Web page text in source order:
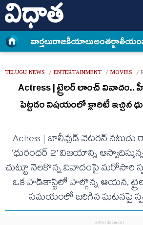
వార్త‌లురాజకీయాలుఅంత‌ర్జాతీయం
TELUGU NEWS / ENTERTAINMENT / MOVIES /
Actress | ట్రైలర్ లాంచ్ వివాదం..
పెట్ట‌డం విష‌యంలో క్లారిటీ ఇచ్చిన
Actress | బాలీవుడ్ వెటరన్ నటుడు
‘ధురంధర్ 2’ విజయాన్ని
చుట్టూ నెలకొన్న వివాదంపై మరోసారి
ఒక పాడ్‌కాస్ట్‌లో పాల్గొన్న ఆయన,
సమయంలో జరిగిన ఘటనపై